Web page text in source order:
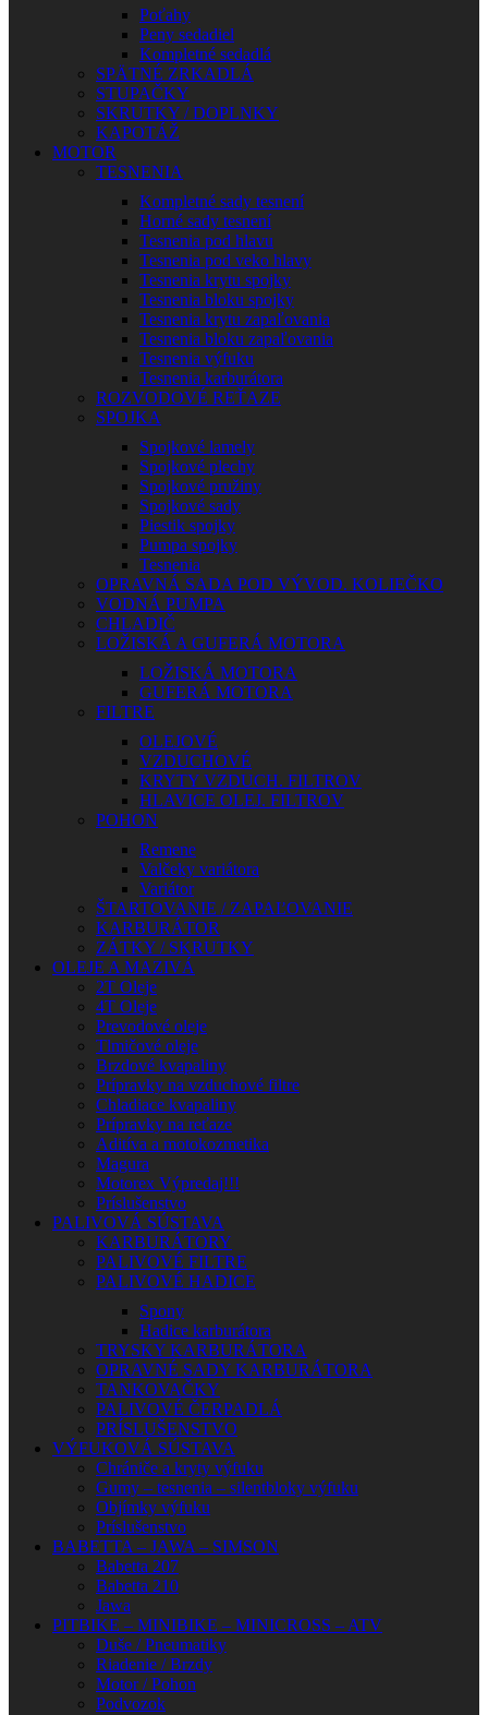
Poťahy
Peny sedadiel
Kompletné sedadlá
SPÄTNÉ ZRKADLÁ
STUPAČKY
SKRUTKY / DOPLNKY
KAPOTÁŽ
MOTOR
TESNENIA
Kompletné sady tesnení
Horné sady tesnení
Tesnenia pod hlavu
Tesnenia pod veko hlavy
Tesnenia krytu spojky
Tesnenia bloku spojky
Tesnenia krytu zapaľovania
Tesnenia bloku zapaľovania
Tesnenia výfuku
Tesnenia karburátora
ROZVODOVÉ REŤAZE
SPOJKA
Spojkové lamely
Spojkové plechy
Spojkové pružiny
Spojkové sady
Piestik spojky
Pumpa spojky
Tesnenia
OPRAVNÁ SADA POD VÝVOD. KOLIEČKO
VODNÁ PUMPA
CHLADIČ
LOŽISKÁ A GUFERÁ MOTORA
LOŽISKÁ MOTORA
GUFERÁ MOTORA
FILTRE
OLEJOVÉ
VZDUCHOVÉ
KRYTY VZDUCH. FILTROV
HLAVICE OLEJ. FILTROV
POHON
Remene
Valčeky variátora
Variátor
ŠTARTOVANIE / ZAPAĽOVANIE
KARBURÁTOR
ZÁTKY / SKRUTKY
OLEJE A MAZIVÁ
2T Oleje
4T Oleje
Prevodové oleje
Tlmičové oleje
Brzdové kvapaliny
Prípravky na vzduchové filtre
Chladiace kvapaliny
Prípravky na reťaze
Aditíva a motokozmetika
Magura
Motorex Výpredaj!!!
Príslušenstvo
PALIVOVÁ SÚSTAVA
KARBURÁTORY
PALIVOVÉ FILTRE
PALIVOVÉ HADICE
Spony
Hadice karburátora
TRYSKY KARBURÁTORA
OPRAVNÉ SADY KARBURÁTORA
TANKOVAČKY
PALIVOVÉ ČERPADLÁ
PRÍSLUŠENSTVO
VÝFUKOVÁ SÚSTAVA
Chrániče a kryty výfuku
Gumy – tesnenia – silentbloky výfuku
Objímky výfuku
Príslušenstvo
BABETTA – JAWA – SIMSON
Babetta 207
Babetta 210
Jawa
PITBIKE – MINIBIKE – MINICROSS – ATV
Duše / Pneumatiky
Riadenie / Brzdy
Motor / Pohon
Podvozok